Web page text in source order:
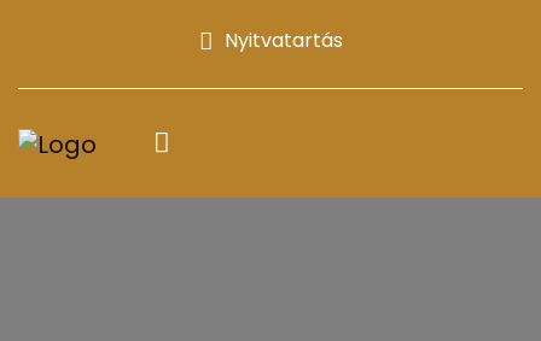
Nyitvatartás